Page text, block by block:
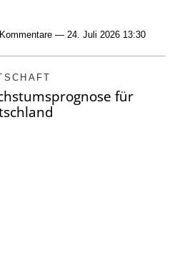
Kommentare — 24. Juli 2026 13:30
für